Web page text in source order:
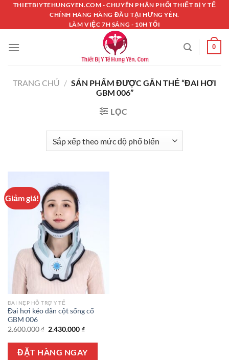
Chuyển
nội
dung
THIETBIYTEHUNGYEN.COM - CHUYÊN PHÂN PHỐI THIẾT BỊ Y TẾ
CHÍNH HÃNG HÀNG ĐẦU TẠI HƯNG YÊN.
LÀM VIỆC 7H SÁNG - 10H TỐI
0
TRANG CHỦ / SẢN PHẨM ĐƯỢC GẮN THẺ “ĐAI HƠI
GBM 006”
LỌC
Giảm giá!
ĐAI NẸP HỖ TRỢ Y TẾ
Đai hơi kéo dãn cột sống cổ
GBM 006
2.600.000₫ Giá
là:
2.600.000 ₫.
2.430.000₫Giá
tại
là:
2.430.000 ₫.
ĐẶT HÀNG NGAY